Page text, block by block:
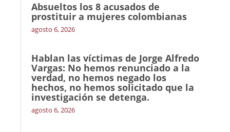
Absueltos los 8 acusados de
prostituir a mujeres colombianas
agosto 6, 2026
Hablan las víctimas de Jorge Alfredo
Vargas: No hemos renunciado a la
verdad, no hemos negado los
hechos, no hemos solicitado que la
investigación se detenga.
agosto 6, 2026